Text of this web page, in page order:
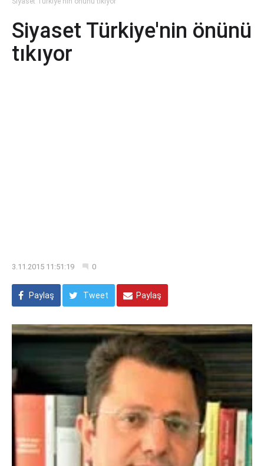
Siyaset Türkiye'nin önünü
tıkıyor
3.11.2015 11:51:19 0
Paylaş Tweet Paylaş